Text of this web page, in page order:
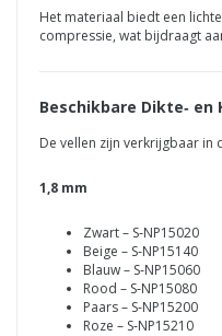
Het materiaal biedt een
compressie, wat bijdraagt
Beschikbare Dikte‑ en
De vellen zijn verkrijgbaar in
1,8 mm
Zwart – S‑NP15020
Beige – S‑NP15140
Blauw – S‑NP15060
Rood – S‑NP15080
Paars – S‑NP15200
Roze – S‑NP15210